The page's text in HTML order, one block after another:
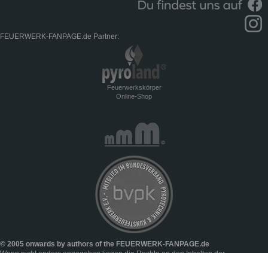
FEUERWERK-FANPAGE.de Partner:
Feuerwerkskörper
Online-Shop
© 2005 onwards by authors of the FEUERWERK-FANPAGE.de